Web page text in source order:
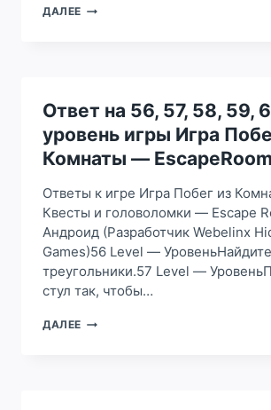
ДАЛЕЕ ОТВЕТ
90
УРОВЕНЬ
ИГРЫ
ИГРА
ПОБЕГ
КОМНАТЫ
–
ESCAPEROOM
Ответ на 56, 57, 58, 59,
уровень игры Игра
Комнаты — EscapeRoom
Ответы к игре Игра Побег из
Квесты и головоломки — Escape
Андроид (Разработчик Webelinx
Games)56 Level —
треугольники.57 Level —
стул так, чтобы…
ДАЛЕЕ ОТВЕТ